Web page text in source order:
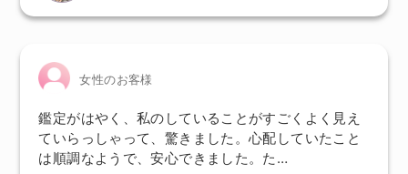
女性のお客様
鑑定がはやく、私のしていることがすごくよく見え
ていらっしゃって、驚きました。心配していたこと
は順調なようで、安心できました。た…